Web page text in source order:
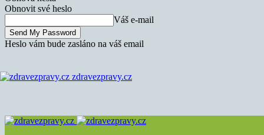
Obnovit své heslo
Váš e-mail
Heslo vám bude zasláno na váš email
zdravezpravy.cz